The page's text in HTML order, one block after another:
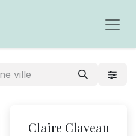
Claire Claveau